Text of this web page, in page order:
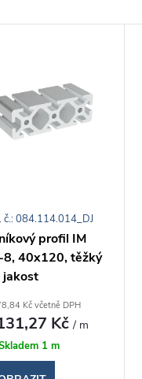
profil IM
40x120, těžký
jakost
Kč včetně DPH
Kč/ m
1 m
č.: 084.114.014_DJ